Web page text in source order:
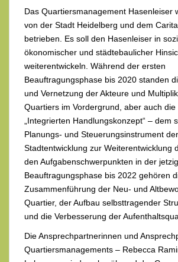
Das Quartiersmanagement Hasenleiser
von der Stadt Heidelberg und dem
betrieben. Es soll den Hasenleiser in
ökonomischer und städtebaulicher
weiterentwickeln. Während der ersten
Beauftragungsphase bis 2020 standen
und Vernetzung der Akteure und
Quartiers im Vordergrund, aber auch die
„Integrierten Handlungskonzept“ – dem
Planungs- und Steuerungsinstrument der
Stadtentwicklung zur Weiterentwicklung
den Aufgabenschwerpunkten in der
Beauftragungsphase bis 2022 gehören
Zusammenführung der Neu- und
Quartier, der Aufbau selbsttragender
und die Verbesserung der
Die Ansprechpartnerinnen und
Quartiersmanagements – Rebecca